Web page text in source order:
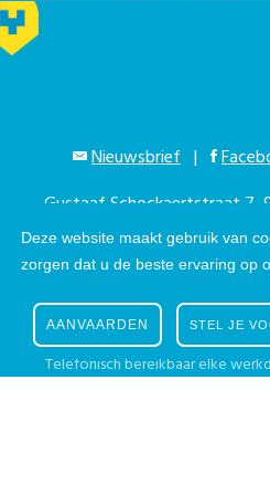
Deze website maakt gebruik van
zorgen dat u de beste ervaring op
STEL JE
AANVAARDEN
Nieuwsbrief |
Gustaaf Schockaertstraat
364 65 00|
Telefonisch bereikbaar elke